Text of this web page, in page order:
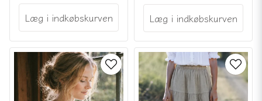
Læg i indkøbskurven Læg i indkøbskurven